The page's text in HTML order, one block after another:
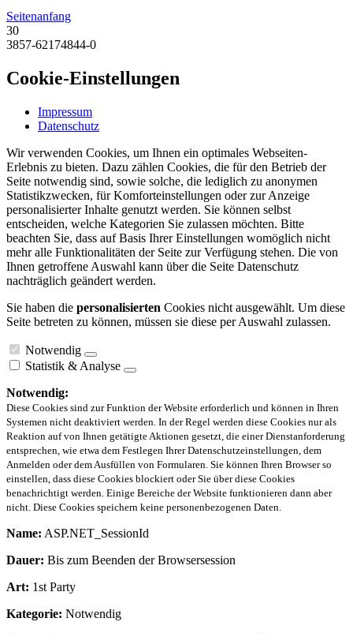
Seitenanfang
30
3857-62174844-0
Cookie-Einstellungen
Impressum
Datenschutz
Wir verwenden Cookies, um Ihnen ein optimales Webseiten-
Erlebnis zu bieten. Dazu zählen Cookies, die für den Betrieb der
Seite notwendig sind, sowie solche, die lediglich zu anonymen
Statistikzwecken, für Komforteinstellungen oder zur Anzeige
personalisierter Inhalte genutzt werden. Sie können selbst
entscheiden, welche Kategorien Sie zulassen möchten. Bitte
beachten Sie, dass auf Basis Ihrer Einstellungen womöglich nicht
mehr alle Funktionalitäten der Seite zur Verfügung stehen. Die von
Ihnen getroffene Auswahl kann über die Seite Datenschutz
nachträglich geändert werden.
Sie haben die personalisierten Cookies nicht ausgewählt. Um diese
Seite betreten zu können, müssen sie diese per Auswahl zulassen.
Notwendig
Statistik & Analyse
Notwendig:
Diese Cookies sind zur Funktion der Website erforderlich und können in Ihren
Systemen nicht deaktiviert werden. In der Regel werden diese Cookies nur als
Reaktion auf von Ihnen getätigte Aktionen gesetzt, die einer Dienstanforderung
entsprechen, wie etwa dem Festlegen Ihrer Datenschutzeinstellungen, dem
Anmelden oder dem Ausfüllen von Formularen. Sie können Ihren Browser so
einstellen, dass diese Cookies blockiert oder Sie über diese Cookies
benachrichtigt werden. Einige Bereiche der Website funktionieren dann aber
nicht. Diese Cookies speichern keine personenbezogenen Daten.
Name: ASP.NET_SessionId
Dauer: Bis zum Beenden der Browsersession
Art: 1st Party
Kategorie: Notwendig